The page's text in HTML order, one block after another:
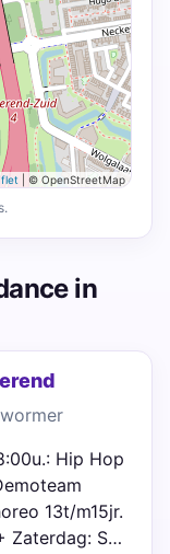
© OpenStreetMap
in
Hip Hop
13t/m15jr.
Zaterdag: S…